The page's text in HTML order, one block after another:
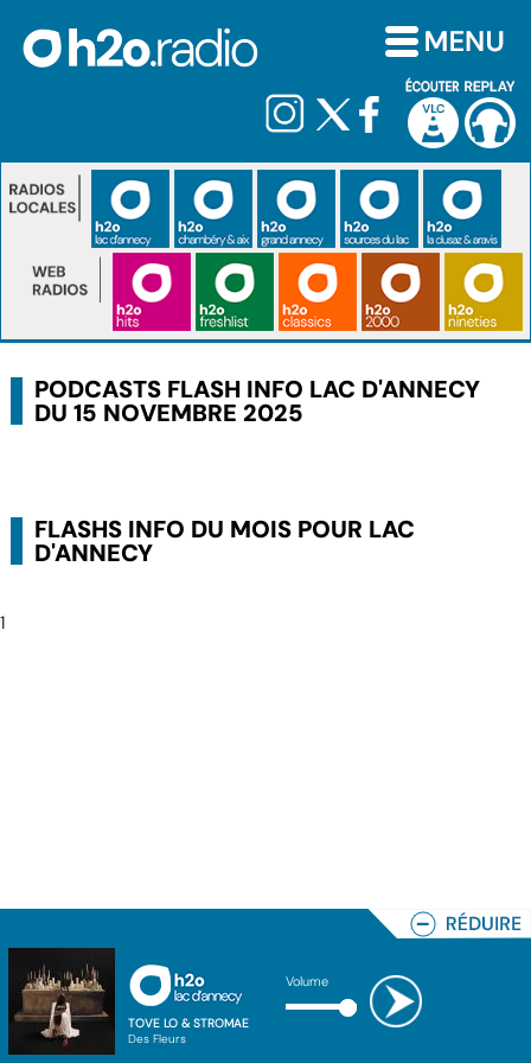
TOVE LO & STROMAE
Des Fleurs
Volume
PODCASTS FLASH INFO LAC D'ANNECY
DU 15 NOVEMBRE 2025
FLASHS INFO DU MOIS POUR LAC
D'ANNECY
1